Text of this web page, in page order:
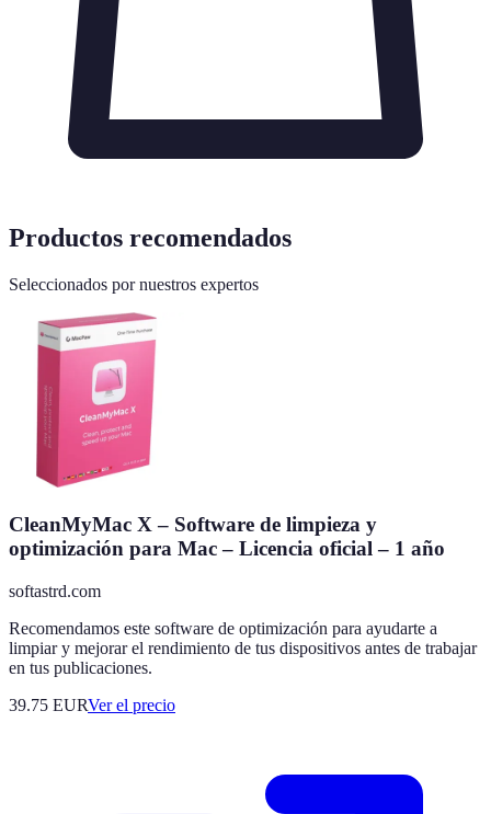
Productos recomendados
Seleccionados por nuestros expertos
CleanMyMac X – Software de limpieza y
optimización para Mac – Licencia oficial – 1 año
softastrd.com
Recomendamos este software de optimización para ayudarte a
limpiar y mejorar el rendimiento de tus dispositivos antes de trabajar
en tus publicaciones.
39.75 EURVer el precio